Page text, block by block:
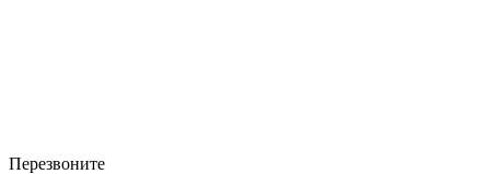
Перезвоните